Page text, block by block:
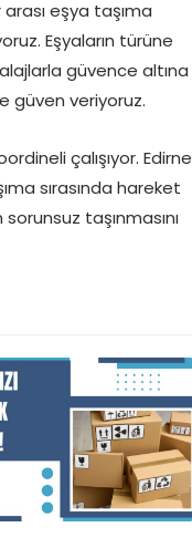
eşya taşıma
Eşyaların türüne
güvence altına
güven veriyoruz.
çalışıyor. Edirne
sırasında hareket
taşınmasını